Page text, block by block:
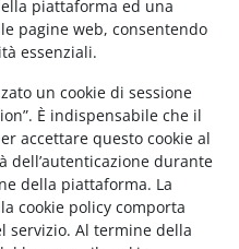
piattaforma ed una
pagine web, consentendo
essenziali.
un cookie di sessione
È indispensabile che il
accettare questo cookie al
dell’autenticazione durante
della piattaforma. La
cookie policy comporta
servizio. Al termine della